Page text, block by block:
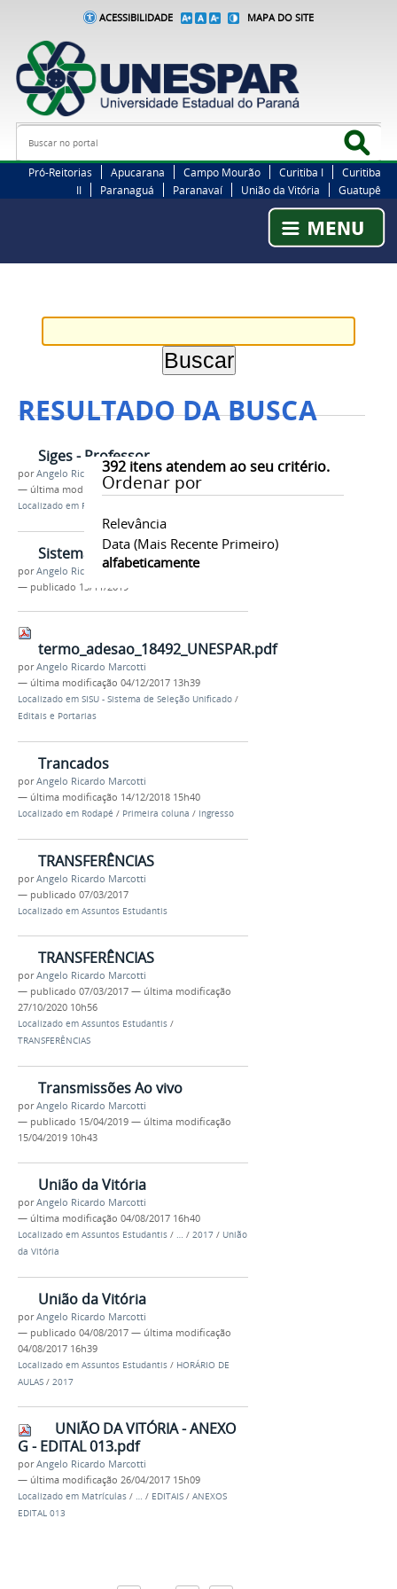
ACESSIBILIDADE MAPA DO SITE
Busca
Pró-Reitorias Apucarana Campo Mourão Curitiba I
Curitiba
II
Paranaguá Paranavaí União da Vitória Guatupê
RESULTADO DA BUSCA
392itens atendem ao seu critério.
Ordenar por
Relevância
Data (mais Recente Primeiro)
alfabeticamente
Siges - Professor
porAngelo Ricardo Marcotti
— última modificação25/02/2016 09h50
Localizado em Rodapé
Sistemas
porAngelo Ricardo Marcotti
— publicado 13/11/2019
termo_adesao_18492_UNESPAR.pdf
porAngelo Ricardo Marcotti
— última modificação 04/12/2017 13h39
Localizado em SISU - Sistema de Seleção Unificado /
Editais e Portarias
Trancados
porAngelo Ricardo Marcotti
— última modificação 14/12/2018 15h40
Localizado em Rodapé / Primeira coluna / Ingresso
TRANSFERÊNCIAS
porAngelo Ricardo Marcotti
— publicado 07/03/2017
Localizado em Assuntos Estudantis
TRANSFERÊNCIAS
porAngelo Ricardo Marcotti
— publicado 07/03/2017 — última modificação
27/10/2020 10h56
Localizado em Assuntos Estudantis /
TRANSFERÊNCIAS
Transmissões Ao vivo
porAngelo Ricardo Marcotti
— publicado 15/04/2019 — última modificação
15/04/2019 10h43
União da Vitória
porAngelo Ricardo Marcotti
— última modificação 04/08/2017 16h40
Localizado em Assuntos Estudantis / … / 2017 / União
da Vitória
União da Vitória
porAngelo Ricardo Marcotti
— publicado 04/08/2017 — última modificação
04/08/2017 16h39
Localizado em Assuntos Estudantis / HORÁRIO DE
AULAS / 2017
UNIÃO DA VITÓRIA - ANEXO
G - EDITAL 013.pdf
porAngelo Ricardo Marcotti
— última modificação 26/04/2017 15h09
Localizado em Matrículas / … / EDITAIS / ANEXOS
EDITAL 013